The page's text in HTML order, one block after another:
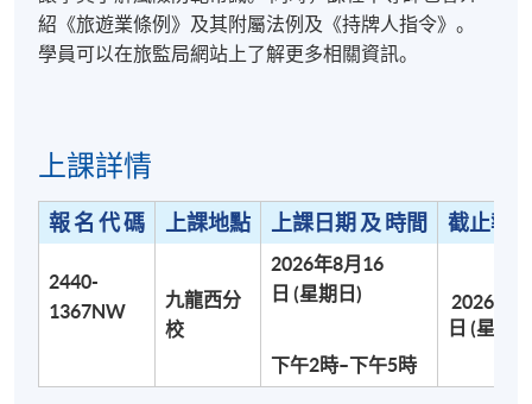
紹《旅遊業條例》及其附屬法例及《持牌人指令》。
學員可以在旅監局網站上了解更多相關資訊。
上課詳情
報 名 代 碼 上課地點 上課日期 及 時間 截止報
2440-
1367NW
九龍西分
校
2026年8月16
日 (星期日)
下午2時–下午5時
2026年7
日 (星期